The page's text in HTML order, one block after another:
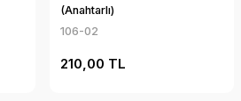
(Anahtarlı)
106-02
210,00 TL